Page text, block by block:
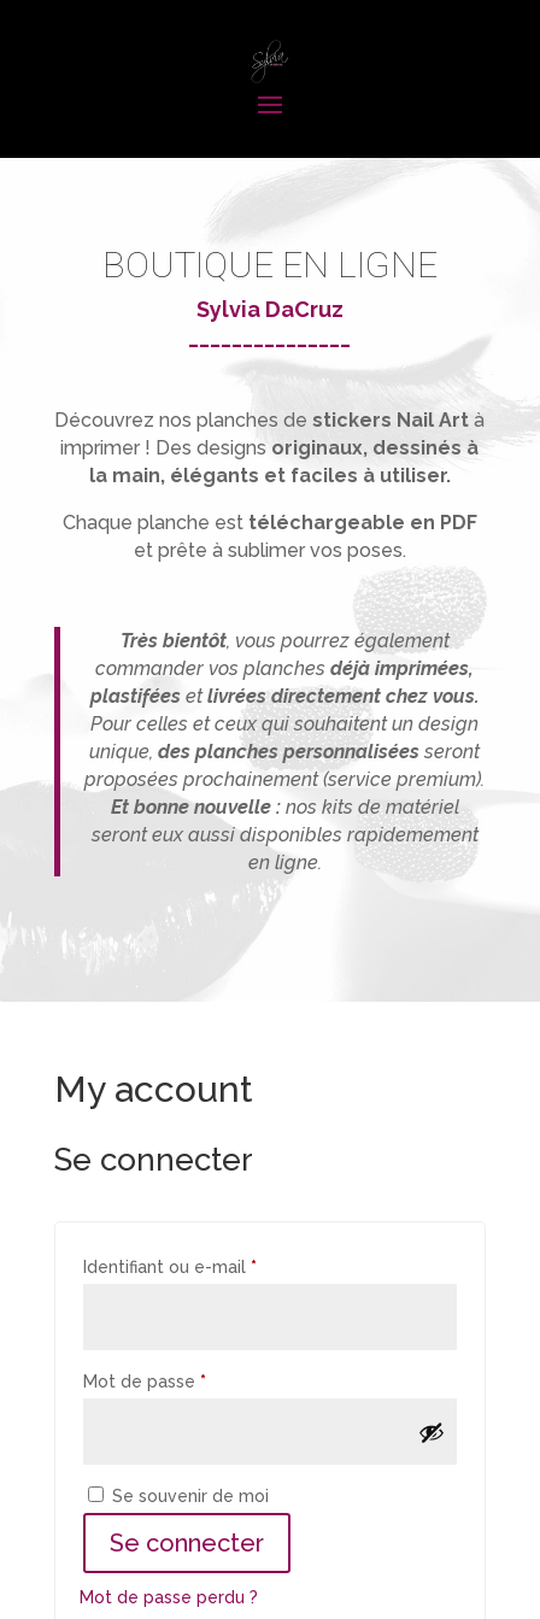
BOUTIQUE EN LIGNE
Sylvia DaCruz
_______________
Découvrez nos planches destickers Nail Art à
imprimer ! Des designs originaux, dessinés à
la main, élégants et faciles à utiliser.
Chaque planche est téléchargeable en PDF
et prête à sublimer vos poses.
Très bientôt, vous pourrez également
commander vos planchesdéjà imprimées,
plastiféesetlivrées directement chez vous.
Pour celles et ceux qui souhaitent un design
unique,des planches personnaliséesseront
proposées prochainement (service premium).
Et bonne nouvelle : nos kits de matériel
seront eux aussi disponibles rapidemement
en ligne.
My account
Se connecter
Identifiant ou e-mail *Obligatoire
Mot de passe *Obligatoire
Se souvenir de moi
Se connecter
Mot de passe perdu ?